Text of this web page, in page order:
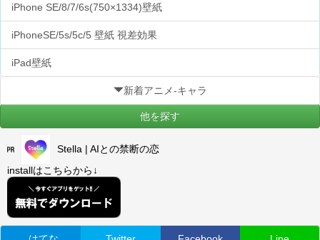
iPhone SE/8/7/6s(750×1334)壁紙
iPhoneSE/5s/5c/5 壁紙 視差効果
iPad壁紙
新着アニメ-キャラ
他を探す
Stella | AIとの禁断の恋
installはこちらから↓